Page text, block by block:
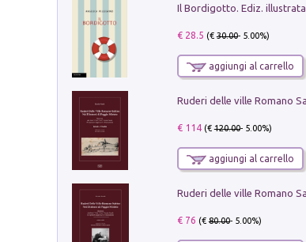
Il Bordigotto. Ediz. illustrata
€ 28.5 (€30.00- 5.00%)
aggiungi al carrello
€ 114(€120.00- 5.00%)
aggiungi al carrello
€ 76 (€80.00- 5.00%)